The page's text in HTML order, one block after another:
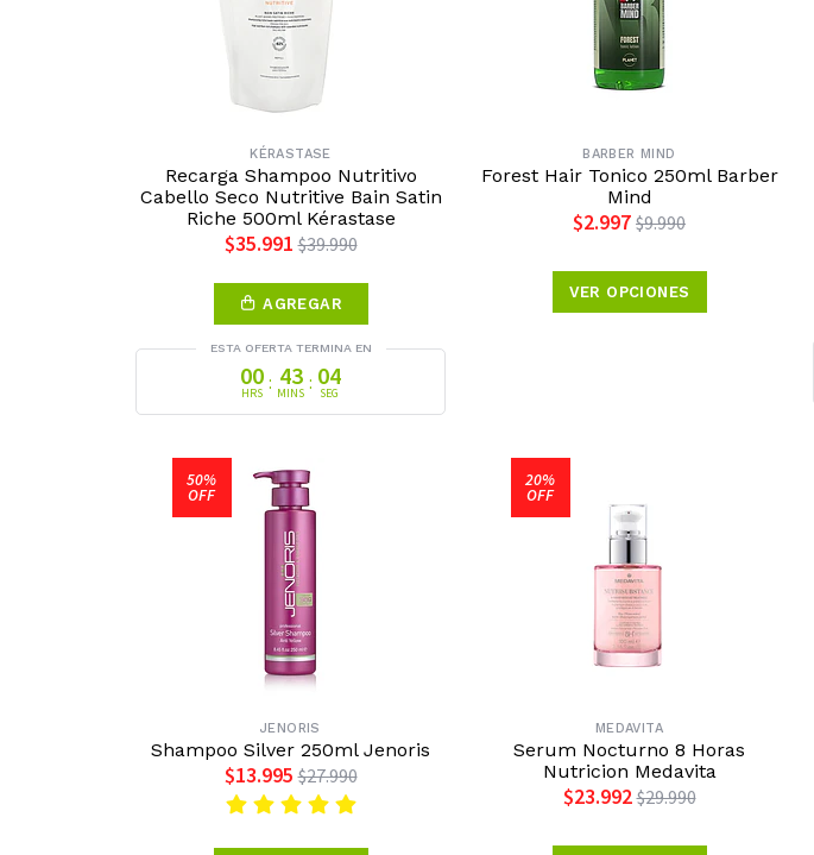
KÉRASTASE
Recarga Shampoo Nutritivo
Cabello Seco Nutritive Bain Satin
Riche 500ml Kérastase
$35.991 $39.990
AGREGAR
ESTA OFERTA TERMINA EN
00
HRS : 43
MINS : 03
SEG
BARBER MIND
Forest Hair Tonico 250ml Barber
Mind
$2.997 $9.990
VER OPCIONES
50%
OFF
JENORIS
Shampoo Silver 250ml Jenoris
$13.995 $27.990
20%
OFF
MEDAVITA
Serum Nocturno 8 Horas
Nutricion Medavita
$23.992 $29.990